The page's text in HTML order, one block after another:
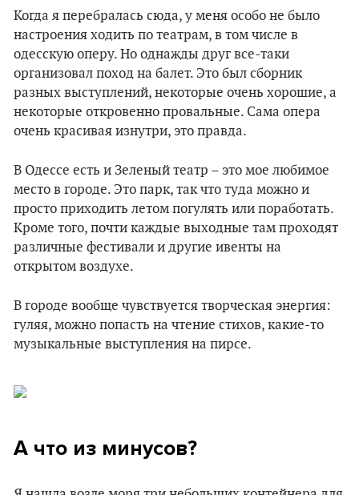
Когда я перебралась сюда, у меня особо не было
настроения ходить по театрам, в том числе в
одесскую оперу. Но однажды друг все-таки
организовал поход на балет. Это был сборник
разных выступлений, некоторые очень хорошие, а
некоторые откровенно провальные. Сама опера
очень красивая изнутри, это правда.
В Одессе есть и Зеленый театр – это мое любимое
место в городе. Это парк, так что туда можно и
просто приходить летом погулять или поработать.
Кроме того, почти каждые выходные там проходят
различные фестивали и другие ивенты на
открытом воздухе.
В городе вообще чувствуется творческая энергия:
гуляя, можно попасть на чтение стихов, какие-то
музыкальные выступления на пирсе.
А что из минусов?